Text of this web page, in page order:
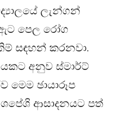
ලැන්ගන්
පෙල රෝග
සඳහන් කරනවා.
අනුව ස්මාර්ට්
මෙම ඡායාරූප
ආසාදනයට පත්